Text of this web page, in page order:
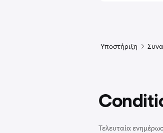
Υποστήριξη
Τελευταία